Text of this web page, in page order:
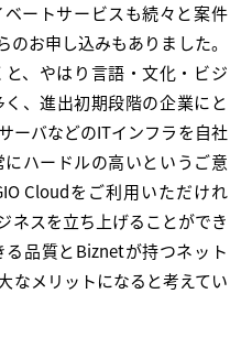
ートサービスも続々と案件
のお申し込みもありました。
、やはり言語・文化・ビジ
、進出初期段階の企業にと
ーバなどのITインフラを自社
ハードルの高いというご意
Cloudをご利用いただけれ
ネスを立ち上げることができ
品質とBiznetが持つネット
なメリットになると考えてい